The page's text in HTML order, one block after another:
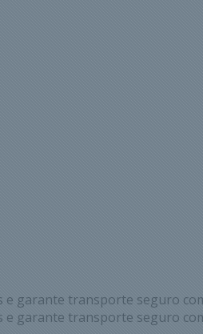
garante transporte seguro
garante transporte seguro